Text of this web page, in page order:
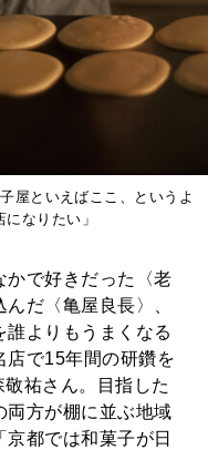
屋といえばここ、というよ
なりたい」
かで好きだった〈老
だ〈亀屋良長〉、
よりもうまくなる
店で15年間の研鑽を
祐さん。目指した
両方が棚に並ぶ地域
都では和菓子が日